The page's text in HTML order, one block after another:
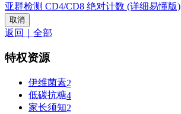
亚群检测 CD4/CD8 绝对计数 (详细易懂版)
取消
返回｜全部
特权资源
伊维菌素2
低碳抗糖4
家长须知2